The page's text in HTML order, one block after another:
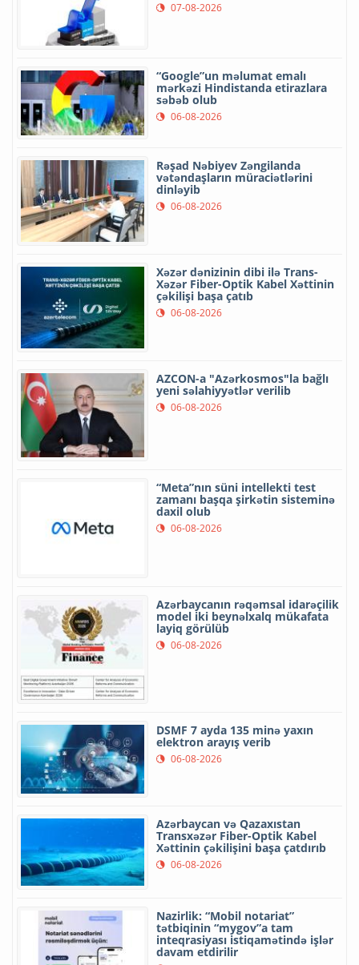
07-08-2026
“Google”un məlumat emalı
mərkəzi Hindistanda etirazlara
səbəb olub
06-08-2026
Rəşad Nəbiyev Zəngilanda
vətəndaşların müraciətlərini
dinləyib
06-08-2026
Xəzər dənizinin dibi ilə Trans-
Xəzər Fiber-Optik Kabel Xəttinin
çəkilişi başa çatıb
06-08-2026
AZCON-a "Azərkosmos"la bağlı
yeni səlahiyyətlər verilib
06-08-2026
“Meta”nın süni intellekti test
zamanı başqa şirkətin sisteminə
daxil olub
06-08-2026
Azərbaycanın rəqəmsal idarəçilik
model iki beynəlxalq mükafata
layiq görülüb
06-08-2026
DSMF 7 ayda 135 minə yaxın
elektron arayış verib
06-08-2026
Azərbaycan və Qazaxıstan
Transxəzər Fiber-Optik Kabel
Xəttinin çəkilişini başa çatdırıb
06-08-2026
Nazirlik: “Mobil notariat”
tətbiqinin “mygov”a tam
inteqrasiyası istiqamətində işlər
davam etdirilir